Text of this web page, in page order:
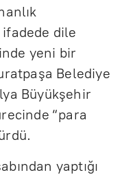
ifadede dile
yeni bir
Belediye
Büyükşehir
“para
yaptığı